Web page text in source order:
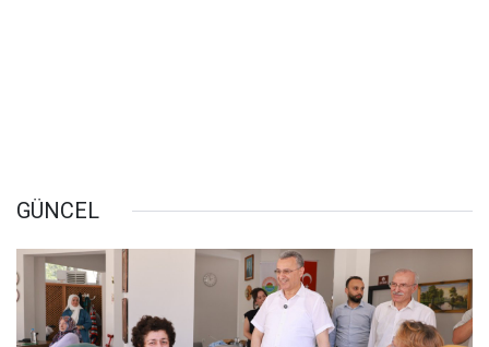
GÜNCEL